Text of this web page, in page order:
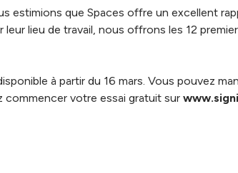
estimions que Spaces offre un excellent
leur lieu de travail, nous offrons les 12
à partir du 16 mars. Vous pouvez
commencer votre essai gratuit sur